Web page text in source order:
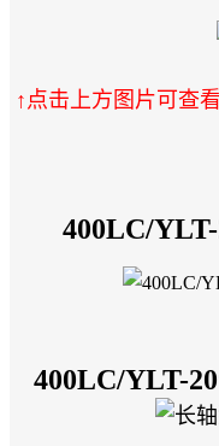
↑点击上方图片可查
400LC/
400LC/YLT-